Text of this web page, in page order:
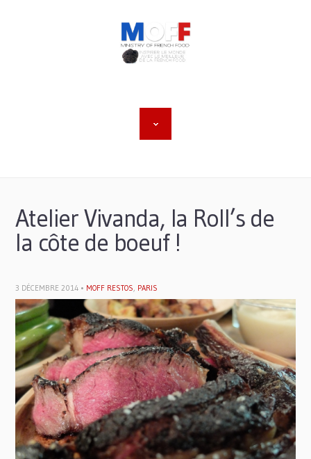
Atelier Vivanda, la Roll’s de
la côte de boeuf !
3 DÉCEMBRE 2014 • MOFF RESTOS, PARIS